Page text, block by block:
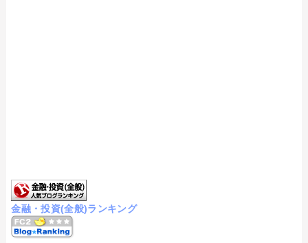
金融・投資(全般)ランキング